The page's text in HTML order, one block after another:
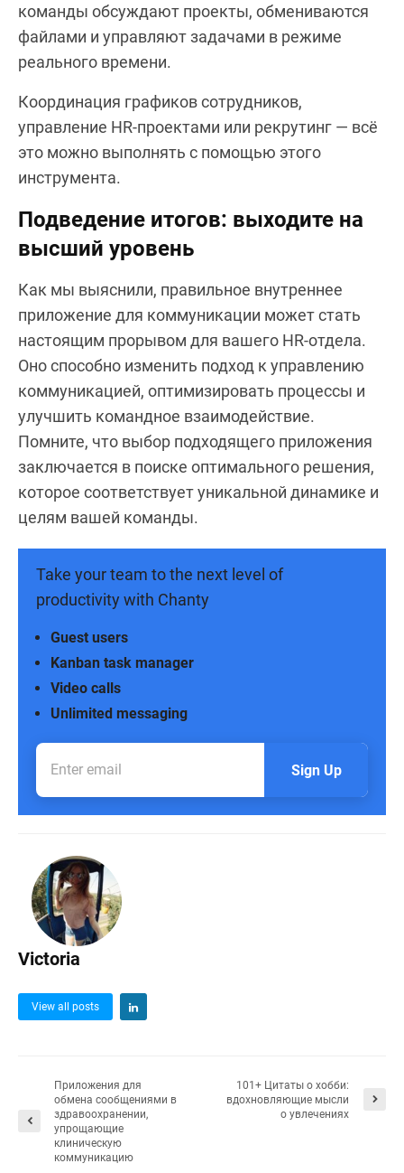
команды обсуждают проекты, обмениваются
файлами и управляют задачами в режиме
реального времени.
Координация графиков сотрудников,
управление HR-проектами или рекрутинг — всё
это можно выполнять с помощью этого
инструмента.
Подведение итогов: выходите на
высший уровень
Как мы выяснили, правильное внутреннее
приложение для коммуникации может стать
настоящим прорывом для вашего HR-отдела.
Оно способно изменить подход к управлению
коммуникацией, оптимизировать процессы и
улучшить командное взаимодействие.
Помните, что выбор подходящего приложения
заключается в поиске оптимального решения,
которое соответствует уникальной динамике и
целям вашей команды.
Take your team to the next level of
productivity with Chanty
Unlimited messaging
Video calls
Kanban task manager
Guest users
Sign Up
Victoria
View all posts
Приложения для
обмена сообщениями в
здравоохранении,
упрощающие
клиническую
коммуникацию
101+ Цитаты о хобби:
вдохновляющие мысли
о увлечениях